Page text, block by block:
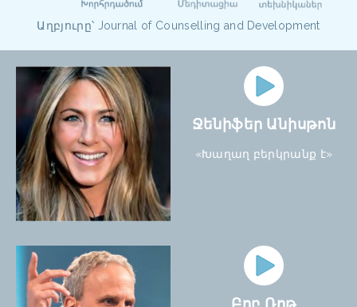
Աղբյուրը՝ Journal of Counselling and Development
Ջենիֆեր Անիսթոն
«Խաղաղ բերկրանք է»
Բոբ Ռոթ